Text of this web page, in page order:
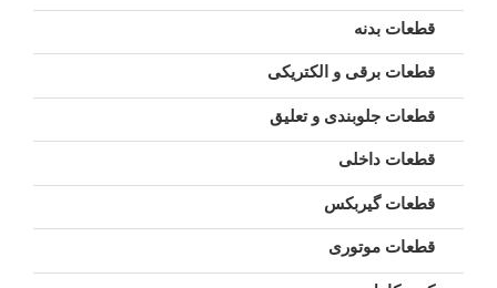
قطعات بدنه
قطعات برقی و الکتریکی
قطعات جلوبندی و تعلیق
قطعات داخلی
قطعات گیربکس
قطعات موتوری